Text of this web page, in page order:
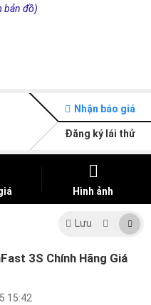
bản đồ)
Nhận báo giá
Đăng ký lái thử
Hình ảnh
Lưu
3S Chính Hãng Giá
15:42